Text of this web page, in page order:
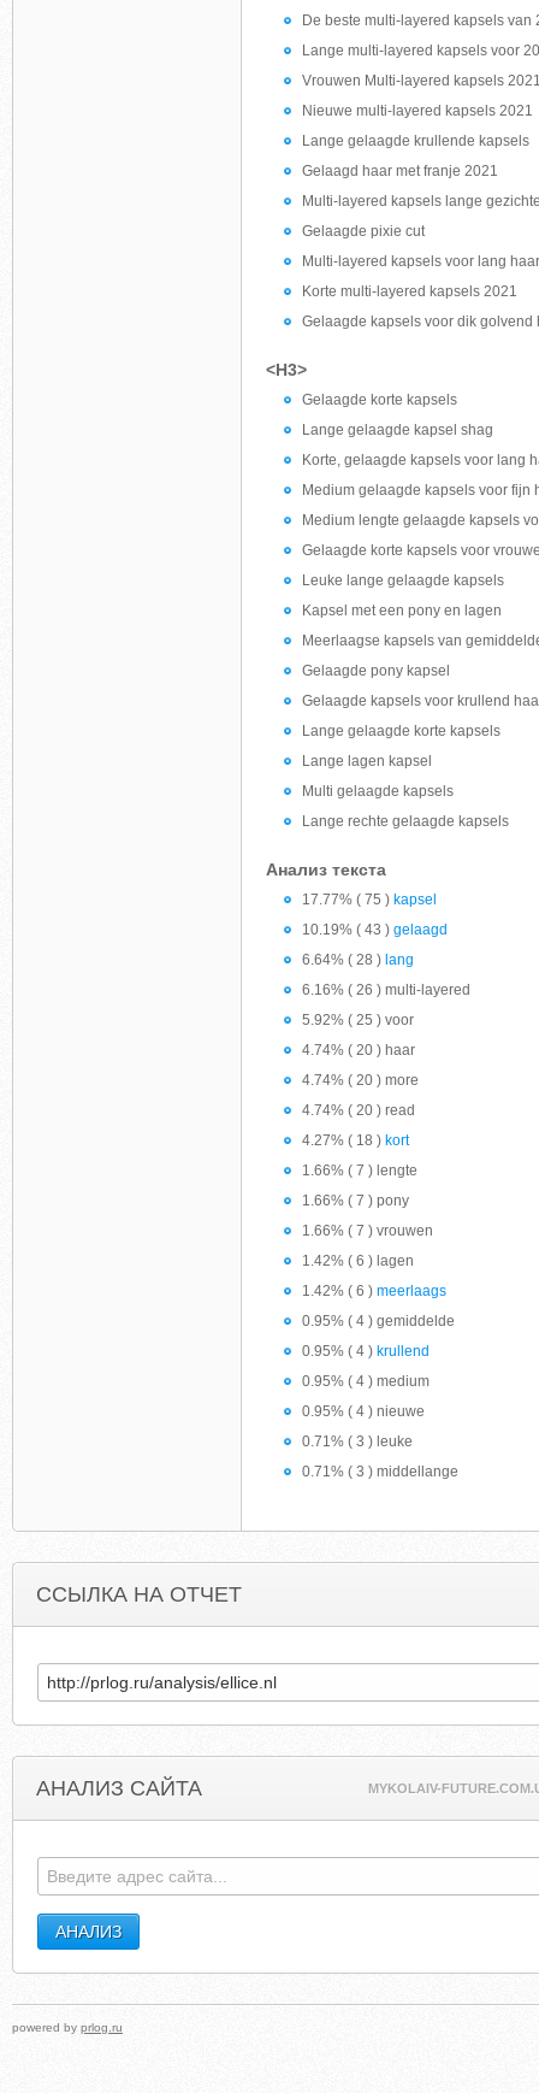
De beste multi-layered kapsels van
Lange multi-layered kapsels voor
Vrouwen Multi-layered kapsels
Nieuwe multi-layered kapsels 2021
Lange gelaagde krullende kapsels
Gelaagd haar met franje 2021
Multi-layered kapsels lange
Gelaagde pixie cut
Multi-layered kapsels voor lang
Korte multi-layered kapsels 2021
Gelaagde kapsels voor dik golvend
<H3>
Gelaagde korte kapsels
Lange gelaagde kapsel shag
Korte, gelaagde kapsels voor lang
Medium gelaagde kapsels voor fijn
Medium lengte gelaagde kapsels
Gelaagde korte kapsels voor
Leuke lange gelaagde kapsels
Kapsel met een pony en lagen
Meerlaagse kapsels van
Gelaagde pony kapsel
Gelaagde kapsels voor krullend
Lange gelaagde korte kapsels
Lange lagen kapsel
Multi gelaagde kapsels
Lange rechte gelaagde kapsels
Анализ текста
17.77% ( 75 ) kapsel
10.19% ( 43 ) gelaagd
6.64% ( 28 ) lang
6.16% ( 26 ) multi-layered
5.92% ( 25 ) voor
4.74% ( 20 ) haar
4.74% ( 20 ) more
4.74% ( 20 ) read
4.27% ( 18 ) kort
1.66% ( 7 ) lengte
1.66% ( 7 ) pony
1.66% ( 7 ) vrouwen
1.42% ( 6 ) lagen
1.42% ( 6 ) meerlaags
0.95% ( 4 ) gemiddelde
0.95% ( 4 ) krullend
0.95% ( 4 ) medium
0.95% ( 4 ) nieuwe
0.71% ( 3 ) leuke
0.71% ( 3 ) middellange
ССЫЛКА НА ОТЧЕТ
АНАЛИЗ САЙТА MYKOLAIV-
powered by prlog.ru